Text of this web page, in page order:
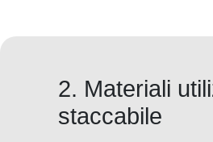
2. Materiali
staccabile